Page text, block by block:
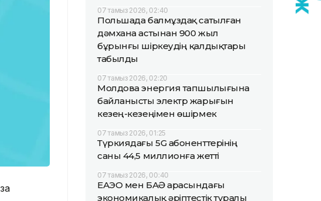
07 тамыз 2026, 02:40
Польшада балмұздақ сатылған
дәмхана астынан 900 жыл
бұрынғы шіркеудің қалдықтары
табылды
07 тамыз 2026, 02:20
Молдова энергия тапшылығына
байланысты электр жарығын
кезең-кезеңімен өшірмек
07 тамыз 2026, 01:25
Түркиядағы 5G абоненттерінің
саны 44,5 миллионға жетті
07 тамыз 2026, 00:40
ЕАЭО мен БАӘ арасындағы
экономикалық әріптестік туралы